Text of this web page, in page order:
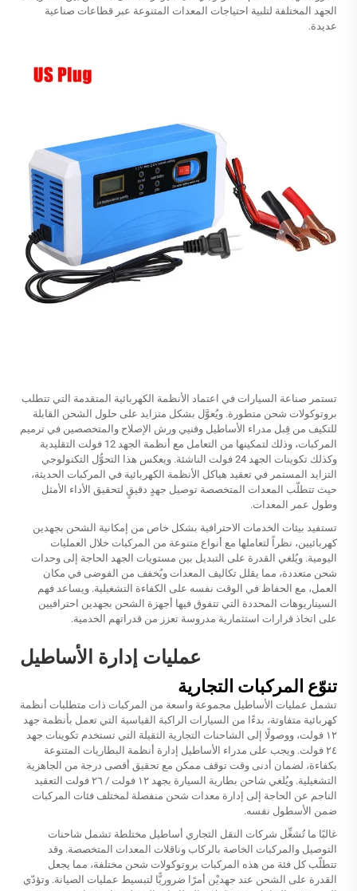
الجهد المختلفة لتلبية احتياجات المعدات المتنوعة عبر قطاعات صناعية
عديدة.
تستمر صناعة السيارات في اعتماد الأنظمة الكهربائية المتقدمة التي تتطلب
بروتوكولات شحن متطورة. ويُعوَّل بشكل متزايد على حلول الشحن القابلة
للتكيف من قِبل مدراء الأساطيل وفنيي ورش الإصلاح والمتخصصين في ترميم
المركبات، وذلك لتمكينها من التعامل مع أنظمة الجهد 12 فولت التقليدية
وكذلك تكوينات الجهد 24 فولت الناشئة. ويعكس هذا التحوُّل التكنولوجي
التزايد المستمر في تعقيد هياكل الأنظمة الكهربائية في المركبات الحديثة،
حيث تتطلّب المعدات المتخصصة توصيل جهدٍ دقيقٍ لتحقيق الأداء الأمثل
وطول عمر المعدات.
تستفيد بيئات الخدمات الاحترافية بشكل خاص من إمكانية الشحن بجهدين
كهربائيين، نظراً لتعاملها مع أنواع متنوعة من المركبات خلال العمليات
اليومية. ويُلغي القدرة على التبديل بين مستويات الجهد الحاجة إلى وحدات
شحن متعددة، مما يقلل تكاليف المعدات ويُخفف من الفوضى في مكان
العمل، مع الحفاظ في الوقت نفسه على الكفاءة التشغيلية. ويساعد فهم
السيناريوهات المحددة التي تتفوق فيها أجهزة الشحن بجهدين احترافيين
على اتخاذ قرارات استثمارية مدروسة تعزز من قدراتهم الخدمية.
عمليات إدارة الأساطيل
تنوّع المركبات التجارية
تشمل عمليات الأساطيل مجموعة واسعة من المركبات ذات متطلبات أنظمة
كهربائية متفاوتة، بدءًا من السيارات الراكبة القياسية التي تعمل بأنظمة جهد
١٢ فولت، ووصولًا إلى الشاحنات التجارية الثقيلة التي تستخدم تكوينات جهد
٢٤ فولت. ويجب على مدراء الأساطيل إدارة أنظمة البطاريات المتنوعة
بكفاءة، لضمان أدنى وقت توقف ممكن مع تحقيق أقصى درجة من الجاهزية
التشغيلية. ويُلغي شاحن بطارية السيارة بجهد ١٢ فولت / ٢٦ فولت التعقيد
الناجم عن الحاجة إلى إدارة معدات شحن منفصلة لمختلف فئات المركبات
ضمن الأسطول نفسه.
غالبًا ما تُشغِّل شركات النقل التجاري أساطيل مختلطة تشمل شاحنات
التوصيل والمركبات الخاصة بالركاب وناقلات المعدات المتخصصة. وقد
تتطلّب كل فئة من هذه المركبات بروتوكولات شحن مختلفة، مما يجعل
القدرة على الشحن عند جهديْن أمرًا ضروريًّا لتبسيط عمليات الصيانة. وتؤدّي